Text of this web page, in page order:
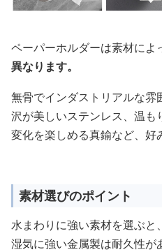
ペーパーホルダーは素材によ
異なります。
無骨でインダストリアルな
沢が美しいステンレス、温
変化を楽しめる真鍮など、好
素材選びのポイント
水まわりに強い素材を選ぶと
湿気に強い金属製は耐久性